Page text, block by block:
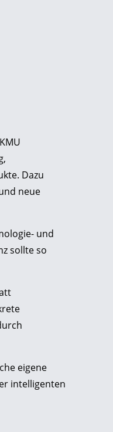
Dazu
neue
und
sollte so
eigene
intelligenten